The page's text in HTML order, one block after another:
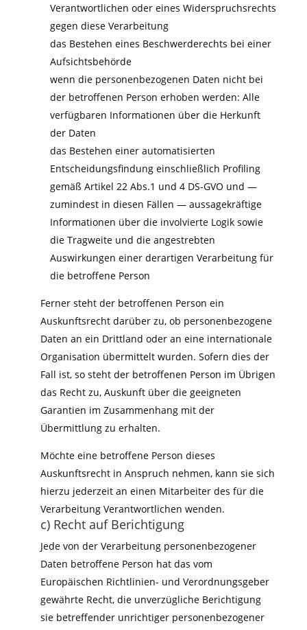
Verantwortlichen oder eines Widerspruchsrechts
gegen diese Verarbeitung
das Bestehen eines Beschwerderechts bei einer
Aufsichtsbehörde
wenn die personenbezogenen Daten nicht bei
der betroffenen Person erhoben werden: Alle
verfügbaren Informationen über die Herkunft
der Daten
das Bestehen einer automatisierten
Entscheidungsfindung einschließlich Profiling
gemäß Artikel 22 Abs.1 und 4 DS-GVO und —
zumindest in diesen Fällen — aussagekräftige
Informationen über die involvierte Logik sowie
die Tragweite und die angestrebten
Auswirkungen einer derartigen Verarbeitung für
die betroffene Person
Ferner steht der betroffenen Person ein
Auskunftsrecht darüber zu, ob personenbezogene
Daten an ein Drittland oder an eine internationale
Organisation übermittelt wurden. Sofern dies der
Fall ist, so steht der betroffenen Person im Übrigen
das Recht zu, Auskunft über die geeigneten
Garantien im Zusammenhang mit der
Übermittlung zu erhalten.
Möchte eine betroffene Person dieses
Auskunftsrecht in Anspruch nehmen, kann sie sich
hierzu jederzeit an einen Mitarbeiter des für die
Verarbeitung Verantwortlichen wenden.
c) Recht auf Berichtigung
Jede von der Verarbeitung personenbezogener
Daten betroffene Person hat das vom
Europäischen Richtlinien- und Verordnungsgeber
gewährte Recht, die unverzügliche Berichtigung
sie betreffender unrichtiger personenbezogener